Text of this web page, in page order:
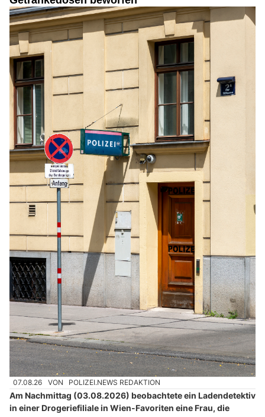
07.08.26 VON POLIZEI.NEWS REDAKTION
Am Nachmittag (03.08.2026) beobachtete ein Ladendetektiv
in einer Drogeriefiliale in Wien-Favoriten eine Frau, die